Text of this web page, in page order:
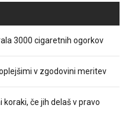
3000 cigaretnih ogorkov
v zgodovini meritev
če jih delaš v pravo